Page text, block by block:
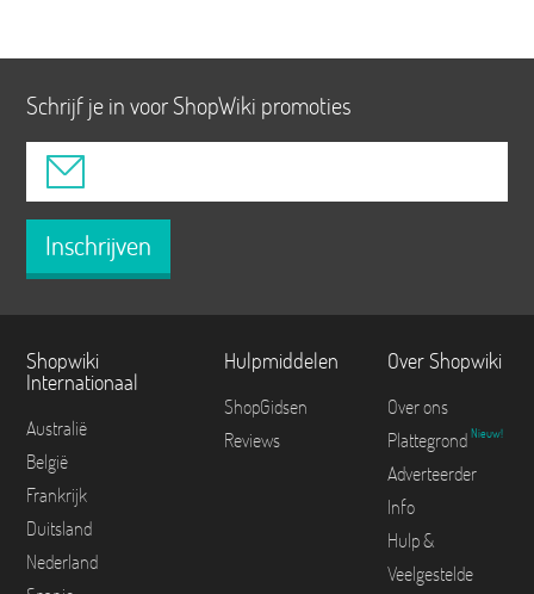
Schrijf je in voor ShopWiki promoties
Inschrijven
Shopwiki
Internationaal
Australië
België
Frankrijk
Duitsland
Nederland
Hulpmiddelen
ShopGidsen
Reviews
Over Shopwiki
Over ons
Plattegrond Nieuw!
Adverteerder
Info
Hulp &
Veelgestelde